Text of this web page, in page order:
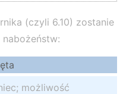
(czyli 6.10) zostanie
możliwość